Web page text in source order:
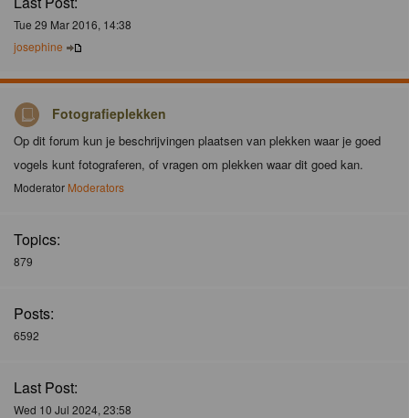
Tue 29 Mar 2016, 14:38
josephine
Fotografieplekken
Op dit forum kun je beschrijvingen plaatsen van plekken waar je goed
vogels kunt fotograferen, of vragen om plekken waar dit goed kan.
Moderator Moderators
Topics:
879
Posts:
6592
Last Post:
Wed 10 Jul 2024, 23:58